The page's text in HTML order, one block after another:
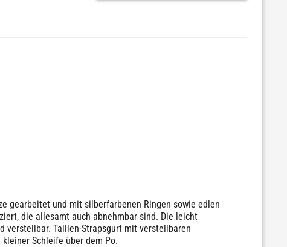
gearbeitet und mit silberfarbenen Ringen sowie edlen
die allesamt auch abnehmbar sind. Die leicht
verstellbar. Taillen-Strapsgurt mit verstellbaren
Schleife über dem Po.